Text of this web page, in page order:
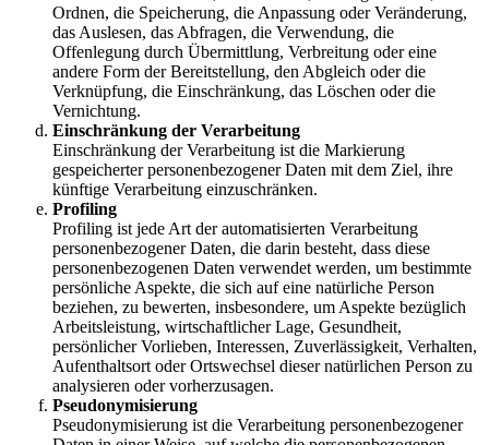
Ordnen, die Speicherung, die Anpassung oder Veränderung,
das Auslesen, das Abfragen, die Verwendung, die
Offenlegung durch Übermittlung, Verbreitung oder eine
andere Form der Bereitstellung, den Abgleich oder die
Verknüpfung, die Einschränkung, das Löschen oder die
Vernichtung.
Einschränkung der Verarbeitung
Einschränkung der Verarbeitung ist die Markierung
gespeicherter personenbezogener Daten mit dem Ziel, ihre
künftige Verarbeitung einzuschränken.
Profiling
Profiling ist jede Art der automatisierten Verarbeitung
personenbezogener Daten, die darin besteht, dass diese
personenbezogenen Daten verwendet werden, um bestimmte
persönliche Aspekte, die sich auf eine natürliche Person
beziehen, zu bewerten, insbesondere, um Aspekte bezüglich
Arbeitsleistung, wirtschaftlicher Lage, Gesundheit,
persönlicher Vorlieben, Interessen, Zuverlässigkeit, Verhalten,
Aufenthaltsort oder Ortswechsel dieser natürlichen Person zu
analysieren oder vorherzusagen.
Pseudonymisierung
Pseudonymisierung ist die Verarbeitung personenbezogener